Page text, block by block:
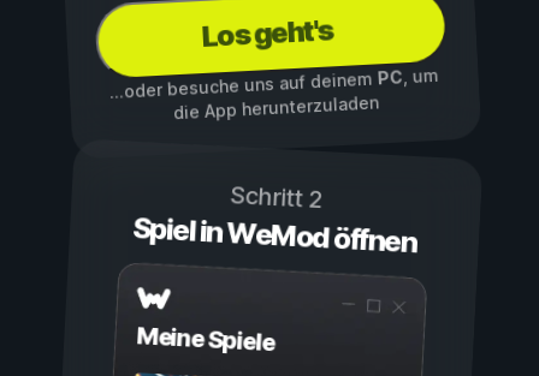
Los geht's
...oder besuche uns auf deinemPC, um
die App herunterzuladen
Schritt 2
Spiel in WeMod öffnen
Meine Spiele